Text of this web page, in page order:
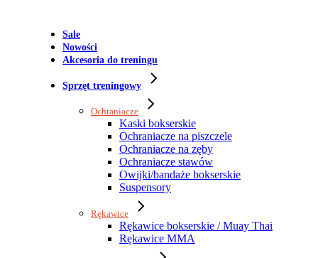
Sale
Nowości
Akcesoria do treningu
Sprzęt treningowy
Ochraniacze
Kaski bokserskie
Ochraniacze na piszczele
Ochraniacze na zęby
Ochraniacze stawów
Owijki/bandaże bokserskie
Suspensory
Rękawice
Rękawice bokserskie / Muay Thai
Rękawice MMA